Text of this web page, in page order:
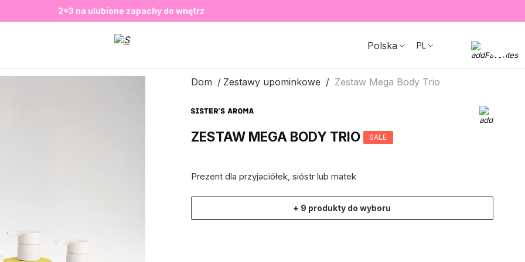
2=3 na ulubione zapachy do wnętrz
SALE do -20%✨
❤️ Perfumy Sugar Porn 50 ml znów dostępne
Nowosci✨
Polska PL
Dom Zestawy upominkowe Zestaw Mega Body Trio
ZESTAW MEGA BODY TRIO SALE
Prezent dla przyjaciółek, sióstr lub matek
+ 9 produkty do wyboru